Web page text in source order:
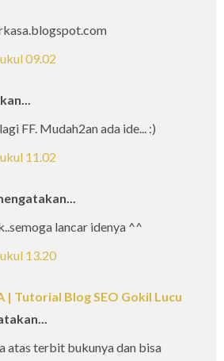
09.02
FF. Mudah2an ada ide... :)
11.02
lancar idenya ^^
13.20
| Tutorial Blog SEO Gokil Lucu
atas terbit bukunya dan bisa